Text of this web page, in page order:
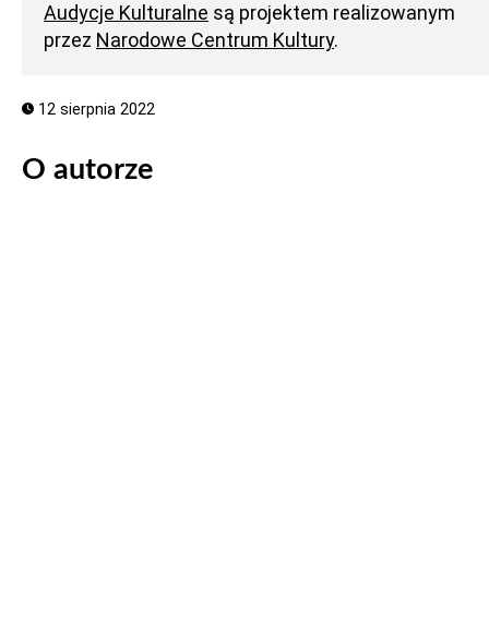
Audycje Kulturalne są projektem realizowanym
przez Narodowe Centrum Kultury.
12 sierpnia 2022
O autorze